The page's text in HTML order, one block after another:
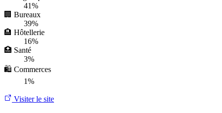
41%
🏢 Bureaux
39%
🏨 Hôtellerie
16%
🏥 Santé
3%
🛍️ Commerces
1%
Visiter le site